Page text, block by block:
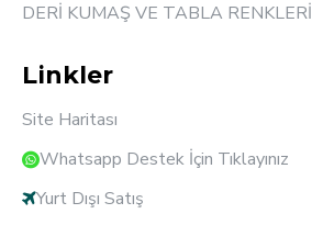
DERİ KUMAŞ VE TABLA RENKLERİ
Linkler
Site Haritası
Whatsapp Destek İçin Tıklayınız
Yurt Dışı Satış